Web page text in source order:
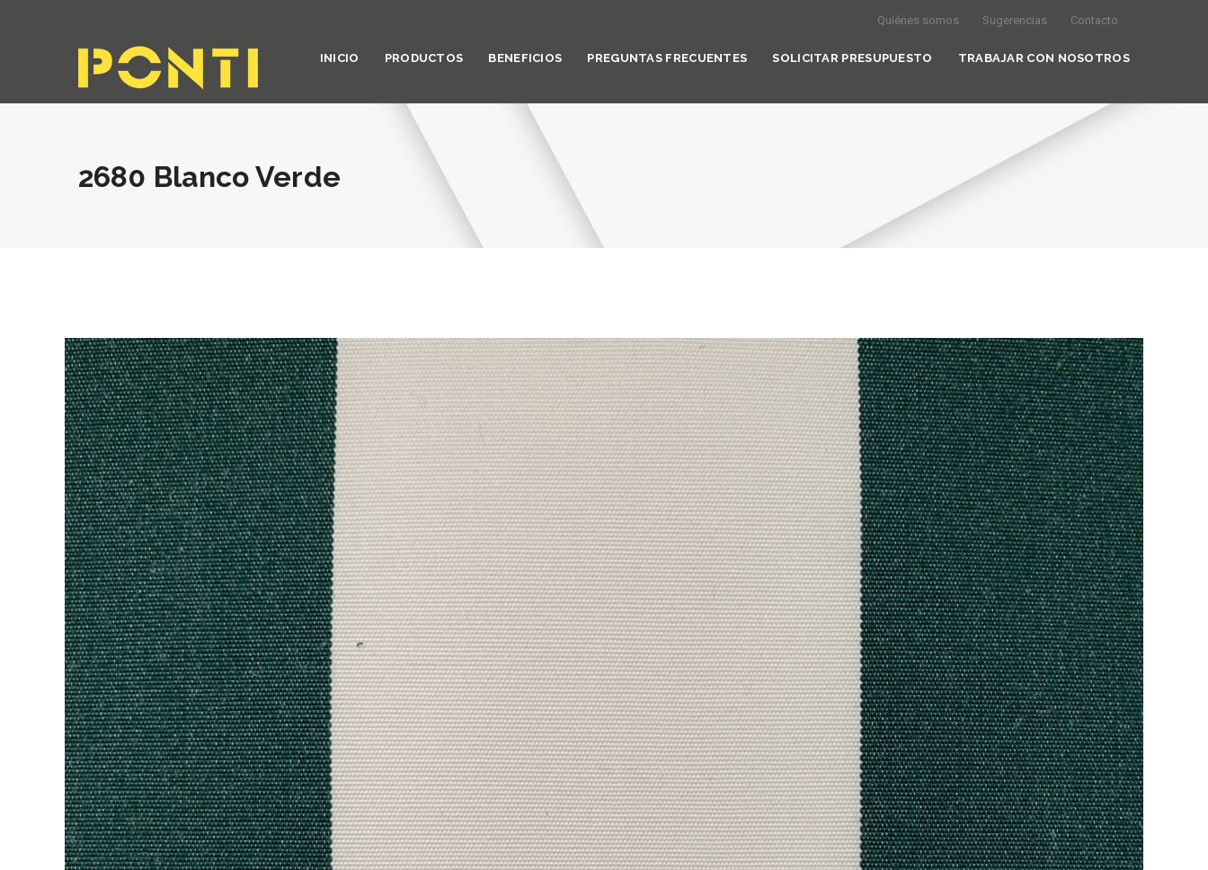
Quiénes somos Sugerencias Contacto
INICIO PRODUCTOS BENEFICIOS PREGUNTAS FRECUENTES SOLICITAR PRESUPUESTO TRABAJAR CON NOSOTROS
2680 Blanco Verde